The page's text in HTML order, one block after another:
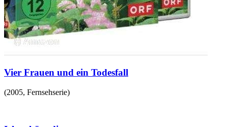
Vier Frauen und ein Todesfall
(2005, Fernsehserie)